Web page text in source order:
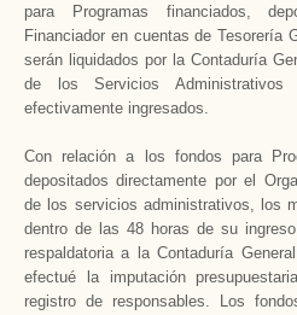
para Programas financiados,
Financiador en cuentas de Tesorería
serán liquidados por la Contaduría
de los Servicios
efectivamente ingresados.
Con relación a los fondos para
depositados directamente por el
de los servicios administrativos, los
dentro de las 48 horas de su
respaldatoria a la Contaduría
efectué la imputación
registro de responsables. Los